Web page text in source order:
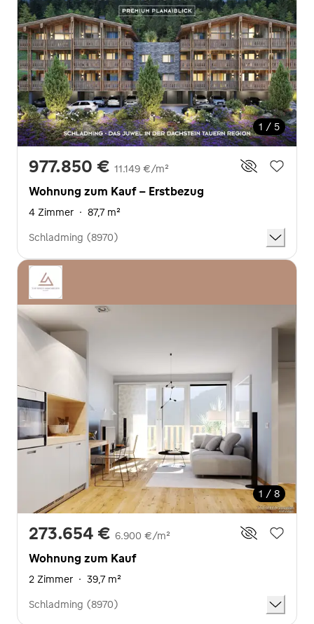
1 / 5
977.850 € 11.149 €/m²
Wohnung zum Kauf - Erstbezug
4 Zimmer · 87,7 m²
Schladming (8970)
1 / 8
273.654 € 6.900 €/m²
Wohnung zum Kauf
2 Zimmer · 39,7 m²
Schladming (8970)